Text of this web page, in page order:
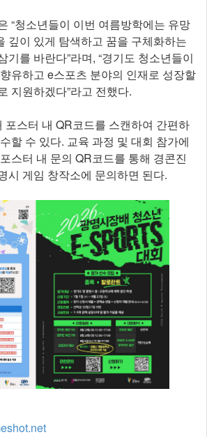
“청소년들이 이번 여름방학에는 유망
깊이 있게 탐색하고 꿈을 구체화하는
기를 바란다”라며, “경기도 청소년들이
유하고 e스포츠 분야의 인재로 성장할
지원하겠다”라고 전했다.
포스터 내 QR코드를 스캔하여 간편하
할 수 있다. 교육 과정 및 대회 참가에
스터 내 문의 QR코드를 통해 경콘진
시 게임 창작소에 문의하면 된다.